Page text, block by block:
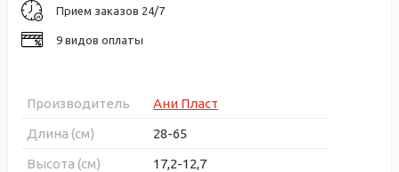
Прием заказов 24/7
9 видов оплаты
Производитель
Ани Пласт
Длина (см)
28-65
Высота (см)
17,2-12,7